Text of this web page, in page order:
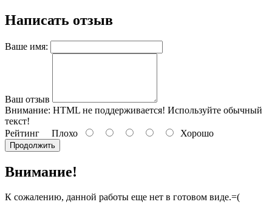
Написать отзыв
Ваше имя:
Ваш отзыв
Внимание: HTML не поддерживается! Используйте обычный
текст!
Рейтинг Плохо Хорошо
Продолжить
Внимание!
К сожалению, данной работы еще нет в готовом виде.=(